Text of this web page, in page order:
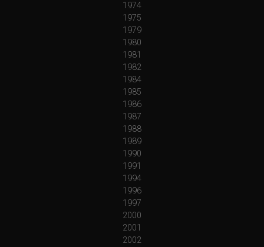
1974
1975
1979
1980
1981
1982
1984
1985
1986
1987
1988
1989
1990
1991
1994
1996
1997
2000
2001
2002